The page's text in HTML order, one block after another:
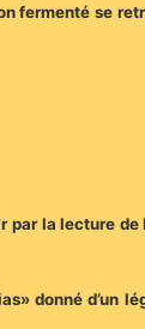
fermenté se
par la lecture de
donné d’un